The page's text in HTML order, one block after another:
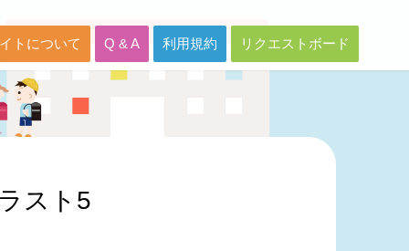
トについて Q & A 利用規約 リクエストボード
スト5